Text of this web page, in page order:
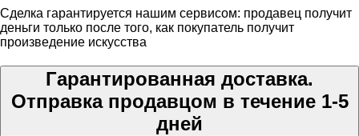
Сделка гарантируется нашим сервисом: продавец получит
деньги только после того, как покупатель получит
произведение искусства
Гарантированная доставка.
Отправка продавцом в течение 1-5
дней